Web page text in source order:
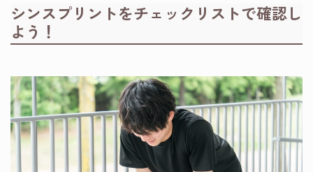
シンスプリントをチェックリストで確認し
よう！